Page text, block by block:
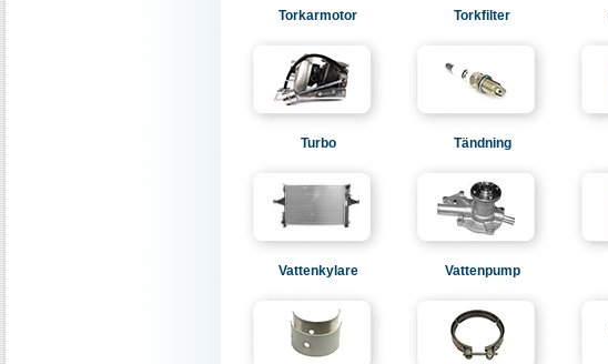
Torkarmotor Torkfilter
Turbo Tändning
Vattenkylare Vattenpump